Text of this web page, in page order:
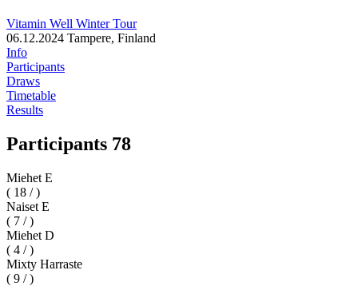
Vitamin Well Winter Tour
06.12.2024 Tampere, Finland
Info
Participants
Draws
Timetable
Results
Participants 78
Miehet E
( 18 / )
Naiset E
( 7 / )
Miehet D
( 4 / )
Mixty Harraste
( 9 / )